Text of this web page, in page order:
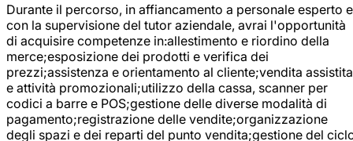
Durante il percorso, in affiancamento a personale esperto e
con la supervisione del tutor aziendale, avrai l'opportunità
di acquisire competenze in:allestimento e riordino della
merce;esposizione dei prodotti e verifica dei
prezzi;assistenza e orientamento al cliente;vendita assistita
e attività promozionali;utilizzo della cassa, scanner per
codici a barre e POS;gestione delle diverse modalità di
pagamento;registrazione delle vendite;organizzazione
degli spazi e dei reparti del punto vendita;gestione del